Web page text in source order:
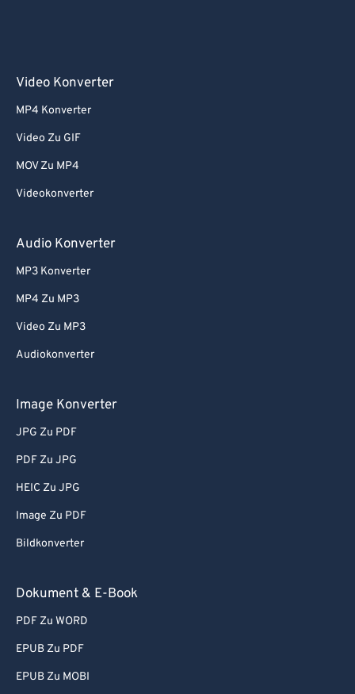
Video Konverter
MP4 Konverter
Video Zu GIF
MOV Zu MP4
Videokonverter
Audio Konverter
MP3 Konverter
MP4 Zu MP3
Video Zu MP3
Audiokonverter
Image Konverter
JPG Zu PDF
PDF Zu JPG
HEIC Zu JPG
Image Zu PDF
Bildkonverter
Dokument & E-Book
PDF Zu WORD
EPUB Zu PDF
EPUB Zu MOBI